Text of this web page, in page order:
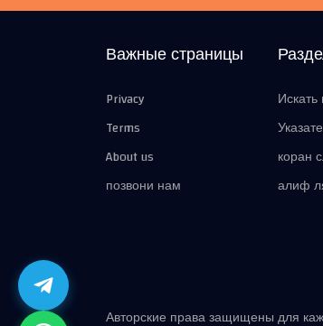
Важные страницы
Privacy
Terms
About us
позвони нам
коран
алиф
Авторские права защищены для